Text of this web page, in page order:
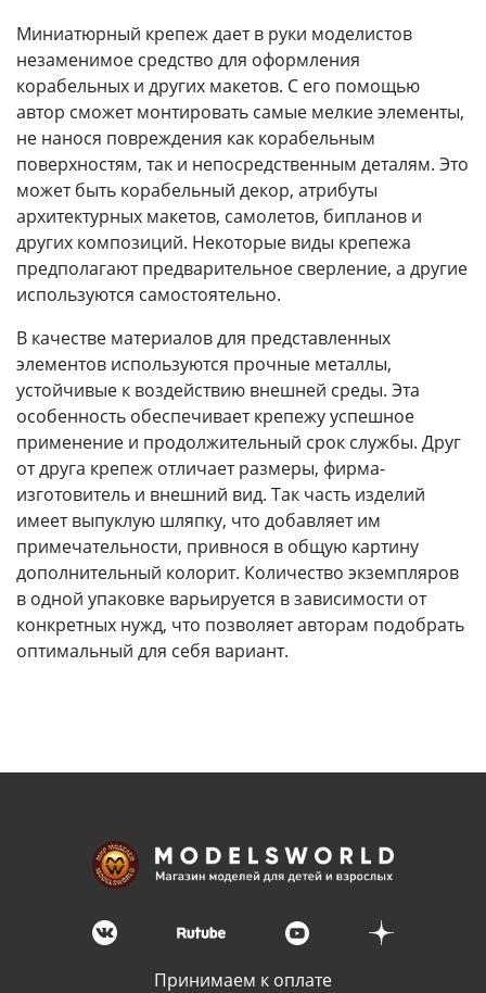
Деревянные шкатулки
Инструмент
Нестандартные заготовки
Новогодние изделия
Дерево БАЛЬЗА и
Авиационная фанера
Модели из ФП смолы
Детские товары
АРХИВ
Миниатюрный крепеж дает в руки моделистов
незаменимое средство для оформления
корабельных и других макетов. С его помощью
автор сможет монтировать самые мелкие элементы,
не нанося повреждения как корабельным
поверхностям, так и непосредственным деталям. Это
может быть корабельный декор, атрибуты
архитектурных макетов, самолетов, бипланов и
других композиций. Некоторые виды крепежа
предполагают предварительное сверление, а другие
используются самостоятельно.
В качестве материалов для представленных
элементов используются прочные металлы,
устойчивые к воздействию внешней среды. Эта
особенность обеспечивает крепежу успешное
применение и продолжительный срок службы. Друг
от друга крепеж отличает размеры, фирма-
изготовитель и внешний вид. Так часть изделий
имеет выпуклую шляпку, что добавляет им
примечательности, привнося в общую картину
дополнительный колорит. Количество экземпляров
в одной упаковке варьируется в зависимости от
конкретных нужд, что позволяет авторам подобрать
оптимальный для себя вариант.
Принимаем к оплате